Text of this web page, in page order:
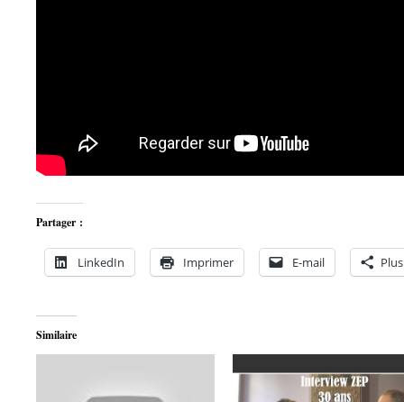
Partager :
LinkedIn Imprimer E-mail Plus
Similaire